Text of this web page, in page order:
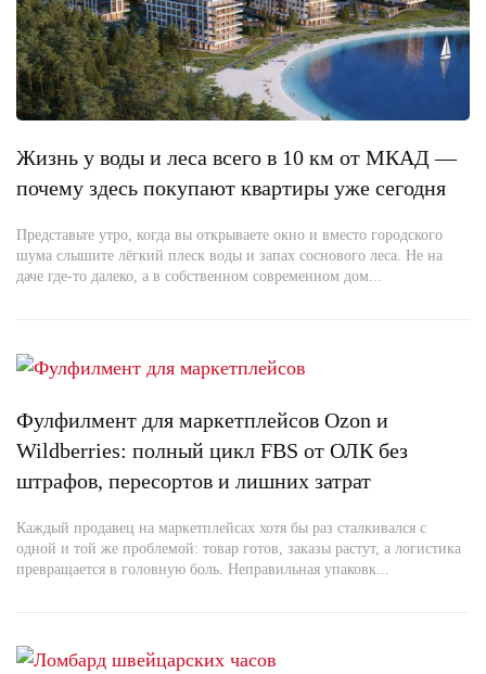
Жизнь у воды и леса всего в 10 км от МКАД —
почему здесь покупают квартиры уже сегодня
Представьте утро, когда вы открываете окно и вместо городского
шума слышите лёгкий плеск воды и запах соснового леса. Не на
даче где-то далеко, а в собственном современном дом...
Фулфилмент для маркетплейсов Ozon и
Wildberries: полный цикл FBS от ОЛК без
штрафов, пересортов и лишних затрат
Каждый продавец на маркетплейсах хотя бы раз сталкивался с
одной и той же проблемой: товар готов, заказы растут, а логистика
превращается в головную боль. Неправильная упаковк...